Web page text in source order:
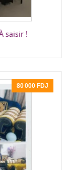
saisir !
80 000 FDJ